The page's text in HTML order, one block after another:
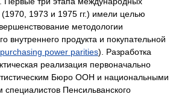
1973 и 1975 гг.) имели целью
методологии
внутреннего продукта и покупательной
purchasing power parities). Разработка
реализация первоначально
Бюро ООН и национальными
специалистов Пенсильванского